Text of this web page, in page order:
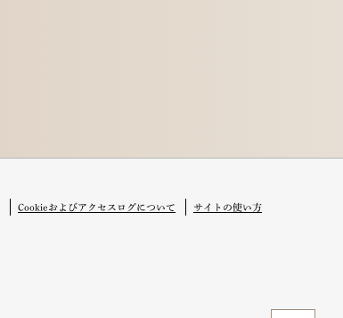
Cookieおよびアクセスログについて サイトの使い方